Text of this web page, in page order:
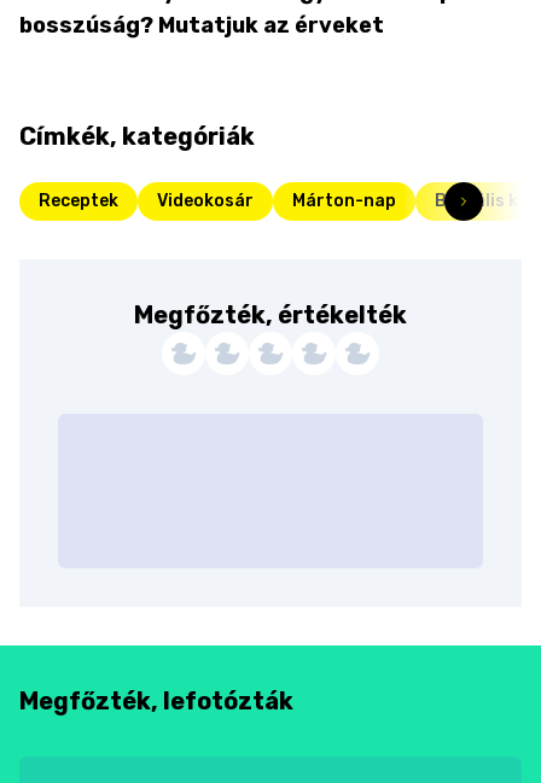
bosszúság? Mutatjuk az érveket
Címkék, kategóriák
Receptek Videokosár Márton-nap Brutális
Megfőzték, értékelték
Megfőzték, lefotózták